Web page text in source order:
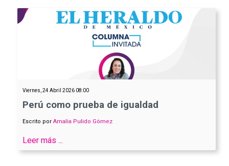
Viernes, 24 Abril 2026 08:00
Perú como prueba de igualdad
Escrito por Amalia Pulido Gómez
Leer más ...